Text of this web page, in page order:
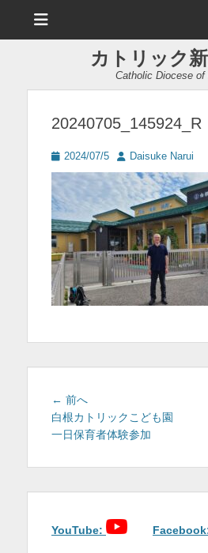
ュ
カトリック
Catholic Diocese of
20240705_145924_R
投
稿
日
2024/07/5
投
稿
者
Daisuke Narui
投
稿
ナ
ー
ョ
← 前へ
の
投
白根カトリックこども園
一日保育者体験参加
YouTube: